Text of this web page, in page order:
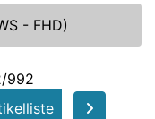
- FHD)
992